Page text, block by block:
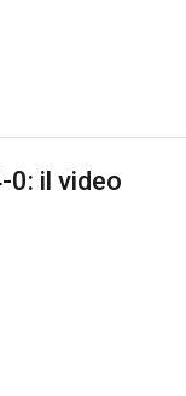
0: il video